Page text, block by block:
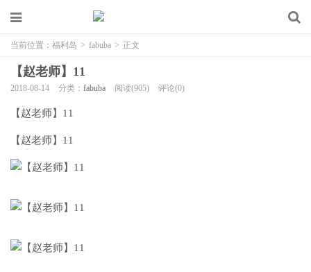
当前位置： 福利岛 > fabuba > 正文
【赵老师】11
2018-08-14 分类： fabuba 阅读(905) 评论(0)
【赵老师】11
【赵老师】11